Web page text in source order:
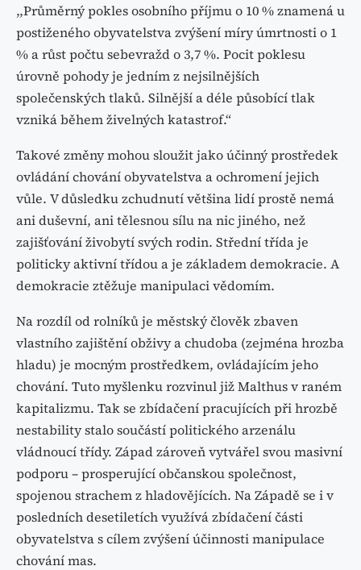
,,Průměrný pokles osobního příjmu o 10 % znamená u
postiženého obyvatelstva zvýšení míry úmrtnosti o 1
% a růst počtu sebevražd o 3,7 %. Pocit poklesu
úrovně pohody je jedním z nejsilnějších
společenských tlaků. Silnější a déle působící tlak
vzniká během živelných katastrof.“
Takové změny mohou sloužit jako účinný prostředek
ovládání chování obyvatelstva a ochromení jejich
vůle. V důsledku zchudnutí většina lidí prostě nemá
ani duševní, ani tělesnou sílu na nic jiného, než
zajišťování živobytí svých rodin. Střední třída je
politicky aktivní třídou a je základem demokracie. A
demokracie ztěžuje manipulaci vědomím.
Na rozdíl od rolníků je městský člověk zbaven
vlastního zajištění obživy a chudoba (zejména hrozba
hladu) je mocným prostředkem, ovládajícím jeho
chování. Tuto myšlenku rozvinul již Malthus v raném
kapitalizmu. Tak se zbídačení pracujících při hrozbě
nestability stalo součástí politického arzenálu
vládnoucí třídy. Západ zároveň vytvářel svou masivní
podporu – prosperující občanskou společnost,
spojenou strachem z hladovějících. Na Západě se i v
posledních desetiletích využívá zbídačení části
obyvatelstva s cílem zvýšení účinnosti manipulace
chování mas.